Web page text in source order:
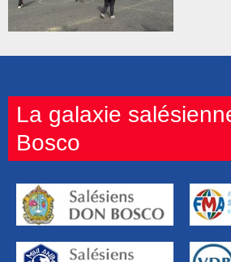
La galaxie
Bosco